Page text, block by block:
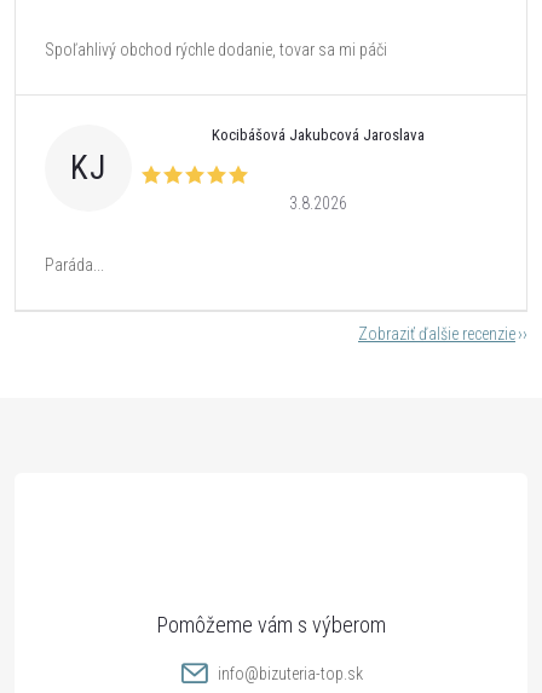
Spoľahlivý obchod rýchle dodanie, tovar sa mi páči
KJ
Kocibášová Jakubcová Jaroslava
3.8.2026
Paráda...
Zobraziť ďalšie recenzie
info@bizuteria-top.sk